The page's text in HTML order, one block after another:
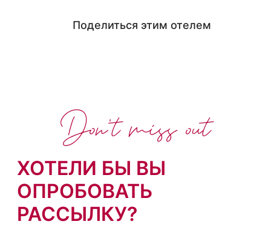
Поделиться этим отелем
ХОТЕЛИ БЫ ВЫ
ОПРОБОВАТЬ
РАССЫЛКУ?
Don't miss out